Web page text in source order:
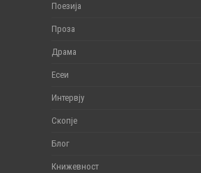
Поезија
Проза
Драма
Есеи
Интервју
Скопје
Блог
Книжевност